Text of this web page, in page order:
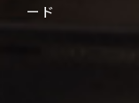
ード